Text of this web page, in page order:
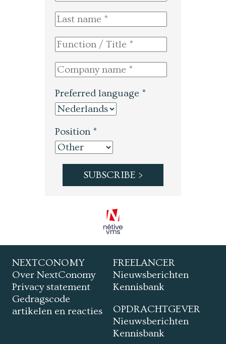
Preferred language *
Position *
NEXTCONOMY
Over NextConomy
Privacy statement
Gedragscode
artikelen en reacties
FREELANCER
Nieuwsberichten
Kennisbank
OPDRACHTGEVER
Nieuwsberichten
Kennisbank